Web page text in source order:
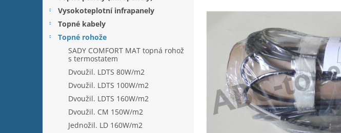
Vysokoteplotní infrapanely
Topné kabely
Topné rohože
SADY COMFORT MAT topná rohož
s termostatem
Dvoužil. LDTS 80W/m2
Dvoužil. LDTS 100W/m2
Dvoužil. LDTS 160W/m2
Dvoužil. CM 150W/m2
Jednožil. LD 160W/m2